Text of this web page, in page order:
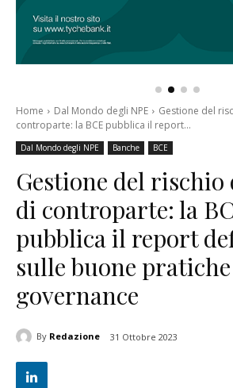
Home Dal Mondo degli NPE
Gestione del
controparte: la BCE pubblica il report...
Dal Mondo degli NPE Banche BCE
Gestione del
di controparte: la
pubblica il report
sulle buone
governance
By Redazione 31 Ottobre 2023